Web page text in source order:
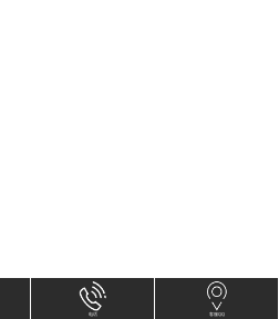
电话 客服QQ